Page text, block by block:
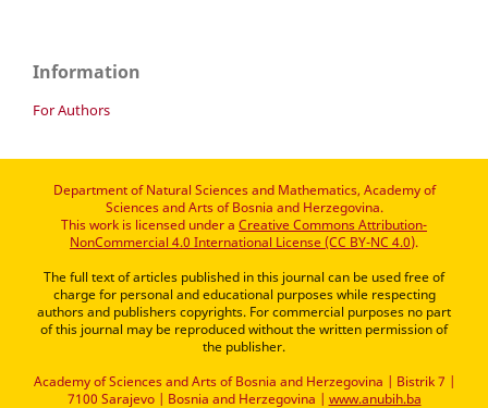
Information
For Authors
Department of Natural Sciences and Mathematics, Academy of
Sciences and Arts of Bosnia and Herzegovina.
This work is licensed under a Creative Commons Attribution-
NonCommercial 4.0 International License (CC BY-NC 4.0).
The full text of articles published in this journal can be used free of
charge for personal and educational purposes while respecting
authors and publishers copyrights. For commercial purposes no part
of this journal may be reproduced without the written permission of
the publisher.
Academy of Sciences and Arts of Bosnia and Herzegovina | Bistrik 7 |
7100 Sarajevo | Bosnia and Herzegovina | www.anubih.ba